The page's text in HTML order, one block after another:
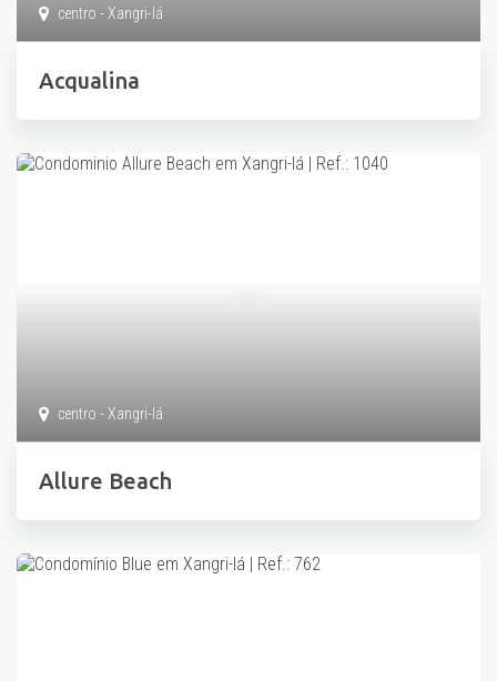
centro - Xangri-lá
Acqualina
centro - Xangri-lá
Allure Beach